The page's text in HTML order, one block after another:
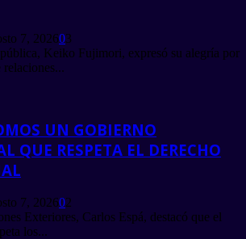
7, 202603
Keiko Fujimori, expresó su alegría por
relaciones...
UN GOBIERNO
QUE RESPETA EL DERECHO
7, 202602
Exteriores, Carlos Espá, destacó que el
los...